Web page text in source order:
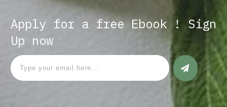
Apply for a free Ebook ! Sign
Up now